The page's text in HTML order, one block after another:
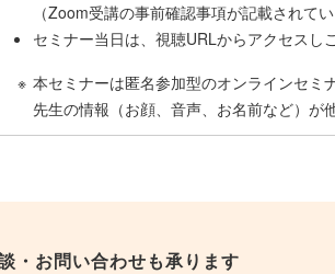
（Zoom受講の事前確認事項が記載されて
セミナー当日は、視聴URLからアクセスし
本セミナーは匿名参加型のオンラインセミ
先生の情報（お顔、音声、お名前など）が
・お問い合わせも承ります